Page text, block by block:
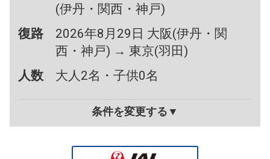
(伊丹・関西・神戸)
復路
2026年8月29日 大阪(伊丹・関
西・神戸) → 東京(羽田)
人数
大人2名・子供0名
条件を変更する▼